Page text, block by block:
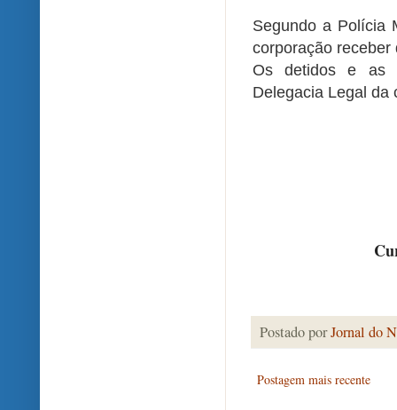
Segundo a Polícia
corporação receber
Os detidos e as
Delegacia Legal da
Postado porJornal do
Postagem mais recente